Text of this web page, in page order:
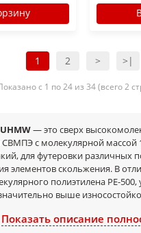
1 2 > >|
с 1 по 24 из 34 (всего 2
UHMW— это сверх
СВМПЭ с молекулярной массой
для футеровки различных
элементов скольжения. В
полиэтилена PE-500,
выше
СВМПЭ различаются, в
Показать описание